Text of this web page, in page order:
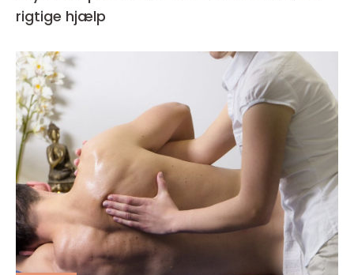
rigtige hjælp